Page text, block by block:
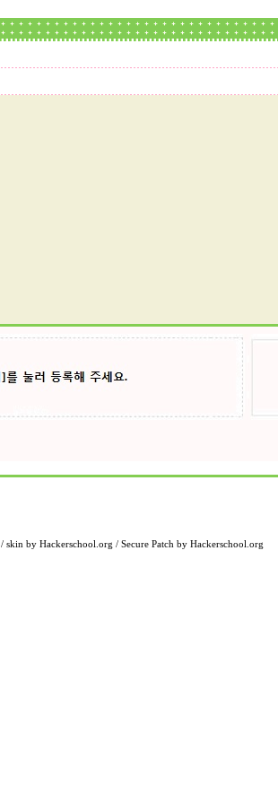
/ skin by Hackerschool.org / Secure Patch by Hackerschool.org